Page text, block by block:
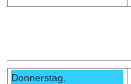
Donnerstag,